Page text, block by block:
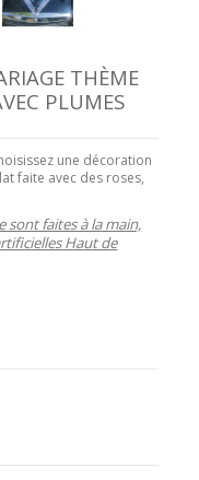
THÈME
PLUMES
une décoration
faite avec des roses,
sont faites à la main,
Haut de